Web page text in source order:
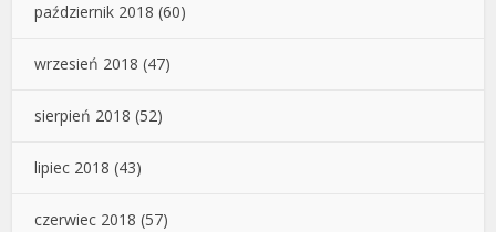
październik 2018 (60)
wrzesień 2018 (47)
sierpień 2018 (52)
lipiec 2018 (43)
czerwiec 2018 (57)